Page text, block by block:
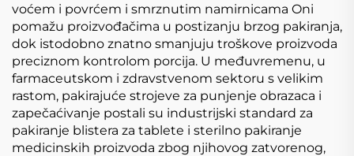
voćem i povrćem i smrznutim namirnicama Oni
pomažu proizvođačima u postizanju brzog pakiranja,
dok istodobno znatno smanjuju troškove proizvoda
preciznom kontrolom porcija. U međuvremenu, u
farmaceutskom i zdravstvenom sektoru s velikim
rastom, pakirajuće strojeve za punjenje obrazaca i
zapečaćivanje postali su industrijski standard za
pakiranje blistera za tablete i sterilno pakiranje
medicinskih proizvoda zbog njihovog zatvorenog,